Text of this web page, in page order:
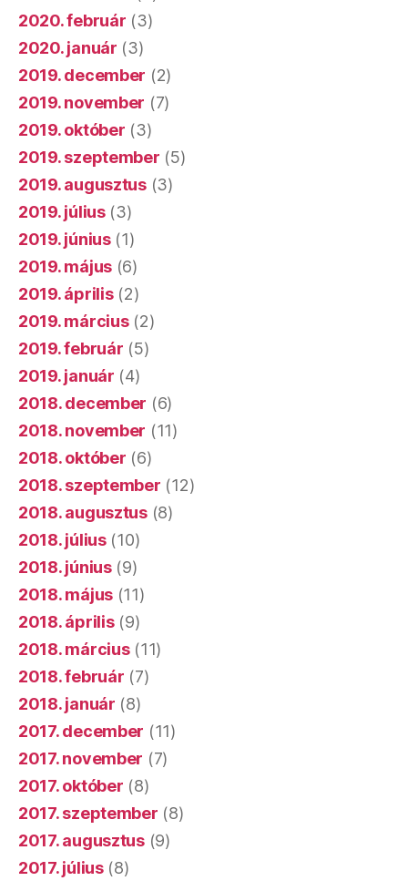
2020. február (3)
2020. január (3)
2019. december (2)
2019. november (7)
2019. október (3)
2019. szeptember (5)
2019. augusztus(3)
2019. július(3)
2019. június(1)
2019. május (6)
2019. április(2)
2019. március(2)
2019. február (5)
2019. január (4)
2018. december (6)
2018. november (11)
2018. október (6)
2018. szeptember (12)
2018. augusztus(8)
2018. július(10)
2018. június(9)
2018. május (11)
2018. április(9)
2018. március(11)
2018. február (7)
2018. január (8)
2017. december (11)
2017. november (7)
2017. október (8)
2017. szeptember (8)
2017. augusztus(9)
2017. július(8)